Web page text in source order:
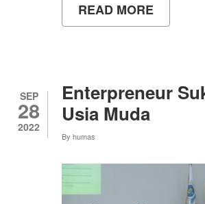
READ MORE
SEMINAR
DOSEN
DAN
SEP
28
2022
Enterpreneur
Usia Muda
By humas